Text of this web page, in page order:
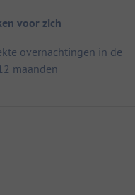
voor zich
overnachtingen in de
maanden